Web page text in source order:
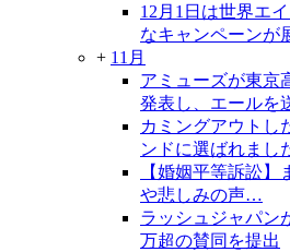
12月1日は世界エ
なキャンペーンが
+ 11月
アミューズが東京
発表し、エールを
カミングアウトし
ンドに選ばれまし
【婚姻平等訴訟】
や悲しみの声…
ラッシュジャパン
万超の賛同を提出